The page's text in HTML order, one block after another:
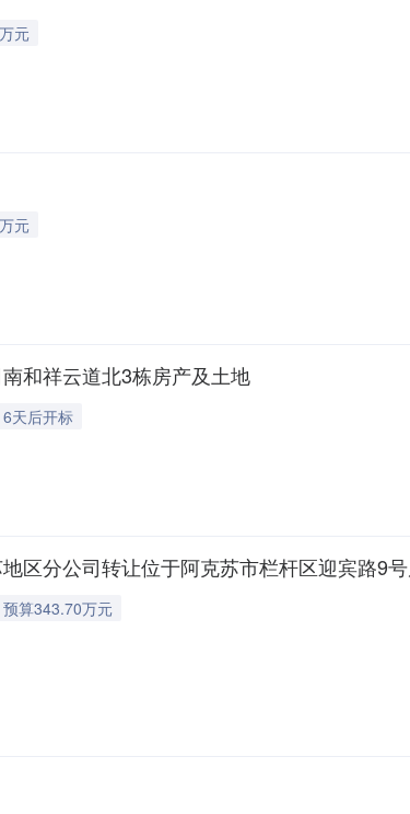
元
元
和祥云道北3栋房产及土地
6天后开标
区分公司转让位于阿克苏市栏杆区迎宾路9
预算343.70万元